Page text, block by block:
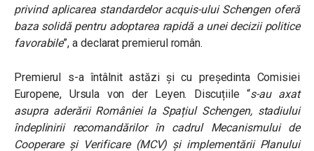
privind aplicarea standardelor acquis-ului Schengen oferă
baza solidă pentru adoptarea rapidă a unei decizii politice
favorabile”, a declarat premierul român.
Premierul s-a întâlnit astăzi și cu președinta Comisiei
Europene, Ursula von der Leyen. Discuțiile “s-au axat
asupra aderării României la Spațiul Schengen, stadiului
îndeplinirii recomandărilor în cadrul Mecanismului de
Cooperare și Verificare (MCV) și implementării Planului